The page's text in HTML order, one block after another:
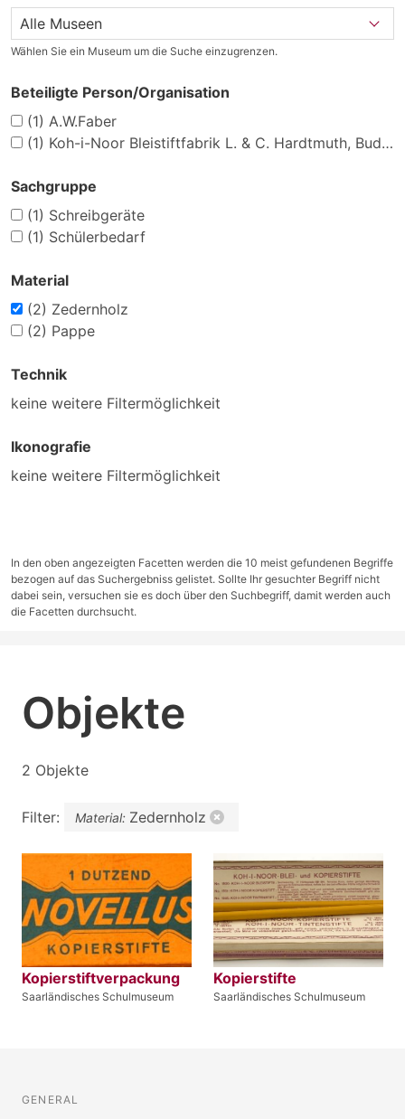
Wählen Sie ein Museum um die Suche einzugrenzen.
Beteiligte Person/Organisation
(1) A.W.Faber
(1) Koh-i-Noor Bleistiftfabrik L. & C. Hardtmuth, Budweis
Sachgruppe
(1) Schreibgeräte
(1) Schülerbedarf
Material
(2) Zedernholz
(2) Pappe
Technik
keine weitere Filtermöglichkeit
Ikonografie
keine weitere Filtermöglichkeit
In den oben angezeigten Facetten werden die 10 meist gefundenen Begriffe
bezogen auf das Suchergebniss gelistet. Sollte Ihr gesuchter Begriff nicht
dabei sein, versuchen sie es doch über den Suchbegriff, damit werden auch
die Facetten durchsucht.
Objekte
2 Objekte
Filter: Material: Zedernholz
Kopierstiftverpackung
Saarländisches Schulmuseum
Kopierstifte
Saarländisches Schulmuseum
GENERAL